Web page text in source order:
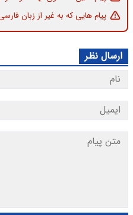
پیام هایی که به غیر از زبان
ارسال نظر